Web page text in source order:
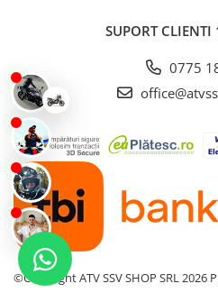
SUPORT CLIENTI
0775
©Copyright ATV SSV SHOP SRL 2026